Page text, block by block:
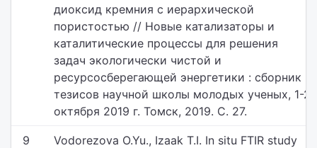
диоксид кремния с иерархической
пористостью // Новые катализаторы и
каталитические процессы для решения
задач экологически чистой и
ресурсосберегающей энергетики : сборник
тезисов научной школы молодых ученых, 1-2
октября 2019 г. Томск, 2019. С. 27.
9
Vodorezova O.Yu., Izaak T.I. In situ FTIR study